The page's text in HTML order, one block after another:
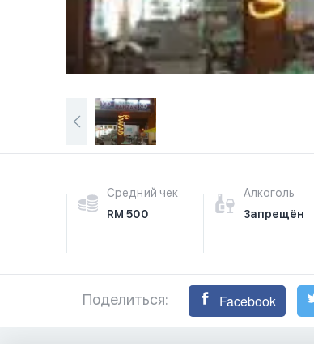
Средний чек
RM 500
Алкоголь
Запрещён
Поделиться: Facebook